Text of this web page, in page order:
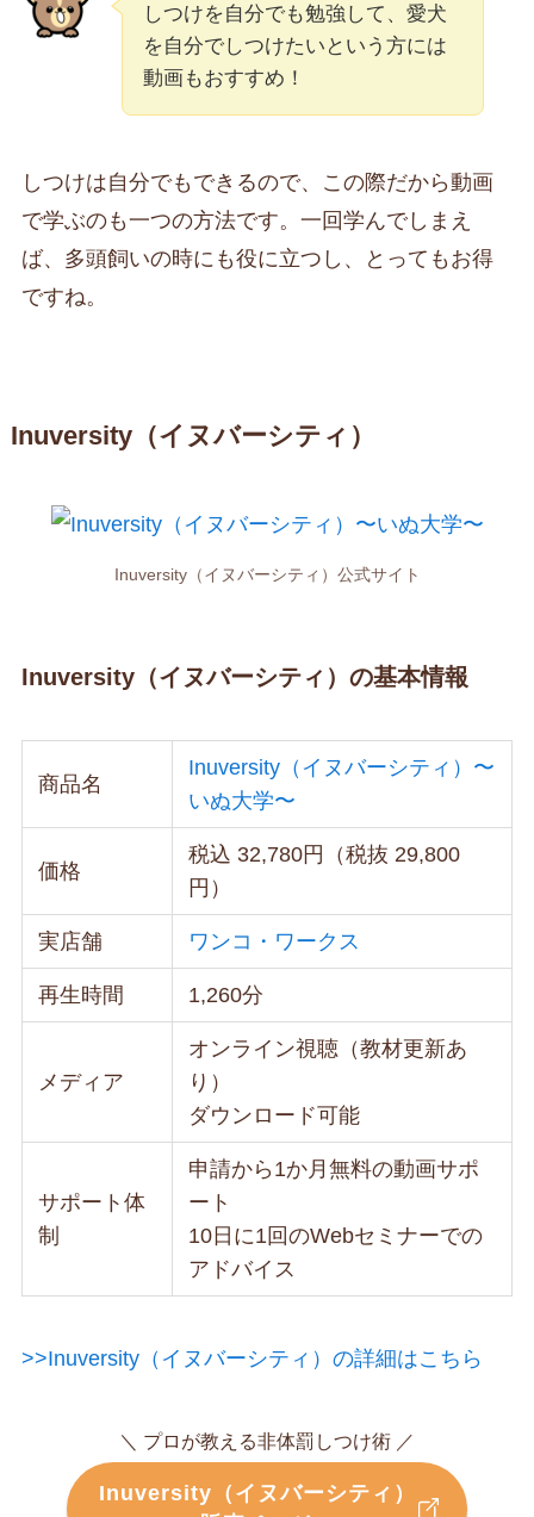
しつけを自分でも勉強して、愛犬
を自分でしつけたいという方には
動画もおすすめ！
しつけは自分でもできるので、この際だから動画
で学ぶのも一つの方法です。一回学んでしまえ
ば、多頭飼いの時にも役に立つし、とってもお得
ですね。
Inuversity（イヌバーシティ）
Inuversity（イヌバーシティ）公式サイト
Inuversity（イヌバーシティ）の基本情報
商品名
Inuversity（イヌバーシティ）〜
いぬ大学〜
価格
税込 32,780円（税抜 29,800
円）
実店舗 ワンコ・ワークス
再生時間 1,260分
メディア
オンライン視聴（教材更新あ
り）
ダウンロード可能
サポート体
制
申請から1か月無料の動画サポ
ート
10日に1回のWebセミナーでの
アドバイス
>>Inuversity（イヌバーシティ）の詳細はこちら
＼ プロが教える非体罰しつけ術 ／
Inuversity（イヌバーシティ）